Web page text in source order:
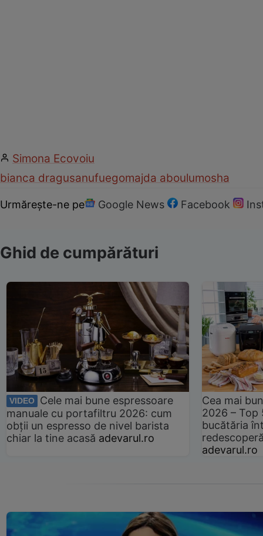
Simona Ecovoiu
bianca dragusanufuegomajda aboulumosha
Urmărește-ne pe Google News Facebook
Ghid de cumpărături
VIDEO
Cele mai bune espressoare
manuale cu portafiltru 2026: cum
obții un espresso de nivel barista
chiar la tine acasă adevarul.ro
Cea mai
2026 –
bucătăria
adevarul.ro